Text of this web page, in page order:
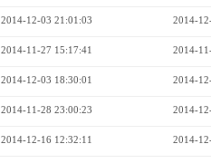
2014-12-03 21:01:03 2014-
2014-11-27 15:17:41 2014-
2014-12-03 18:30:01 2014-
2014-11-28 23:00:23 2014-
2014-12-16 12:32:11 2014-